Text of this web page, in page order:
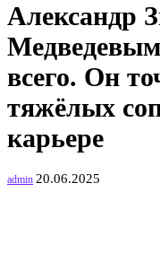
Александр
всего. Он
тяжёлых
карьере
admin 20.06.2025